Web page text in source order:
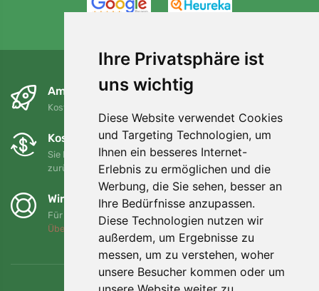
Ihre Privatsphäre ist
uns wichtig
Diese Website verwendet Cookies
und Targeting Technologien, um
Ihnen ein besseres Internet-
Erlebnis zu ermöglichen und die
Werbung, die Sie sehen, besser an
Ihre Bedürfnisse anzupassen.
Diese Technologien nutzen wir
außerdem, um Ergebnisse zu
messen, um zu verstehen, woher
unsere Besucher kommen oder um
Am nächsten Tag und kostenlos
Kostenloser Versand für Bestellungen über 80 EUR
Kostenloser Umtausch und Rückgabe
Sie können Ihre Bestellung jederzeit innerhalb von 90 Tagen
zurückgeben oder umtauschen.
Wir unterstützen Trees.org
Für jede Bestellung pflanzen wir einen Baum! Mehr lesen
Über uns